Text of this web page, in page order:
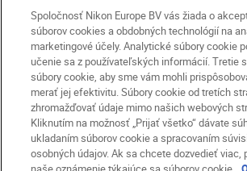
SK Nikon Sites
Kontakt
Oznámenie o ochrane
Podmienky používania
Nikon Store – zmluvné podmienky
Oznámenie týkajúce sa súborov cookie
Prístupnosť
Nastavenia súborov
© 2026 Nikon
Spoločnosť Nikon Europe BV vás žiada o
súborov cookies a obdobných technológií na
marketingové účely. Analytické súbory cookie
učenie sa z používateľských informácií. Tretie
súbory cookie, aby sme vám mohli
merať jej efektivitu. Súbory cookie od tretích
zhromažďovať údaje mimo našich webových
Kliknutím na možnosť „Prijať všetko“ dávate
ukladaním súborov cookie a spracovaním
osobných údajov. Ak sa chcete dozvedieť viac,